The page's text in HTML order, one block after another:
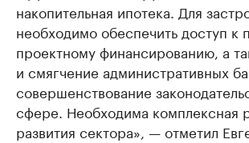
накопительная ипотека. Для
необходимо обеспечить доступ к
проектному финансированию, а
и смягчение административных
совершенствование
сфере. Необходима комплексная
развития сектора», — отметил